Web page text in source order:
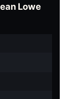
Lowe